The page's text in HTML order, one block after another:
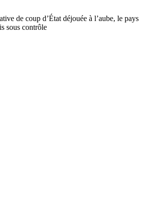
de coup d’État déjouée à l’aube, le pays
sous contrôle